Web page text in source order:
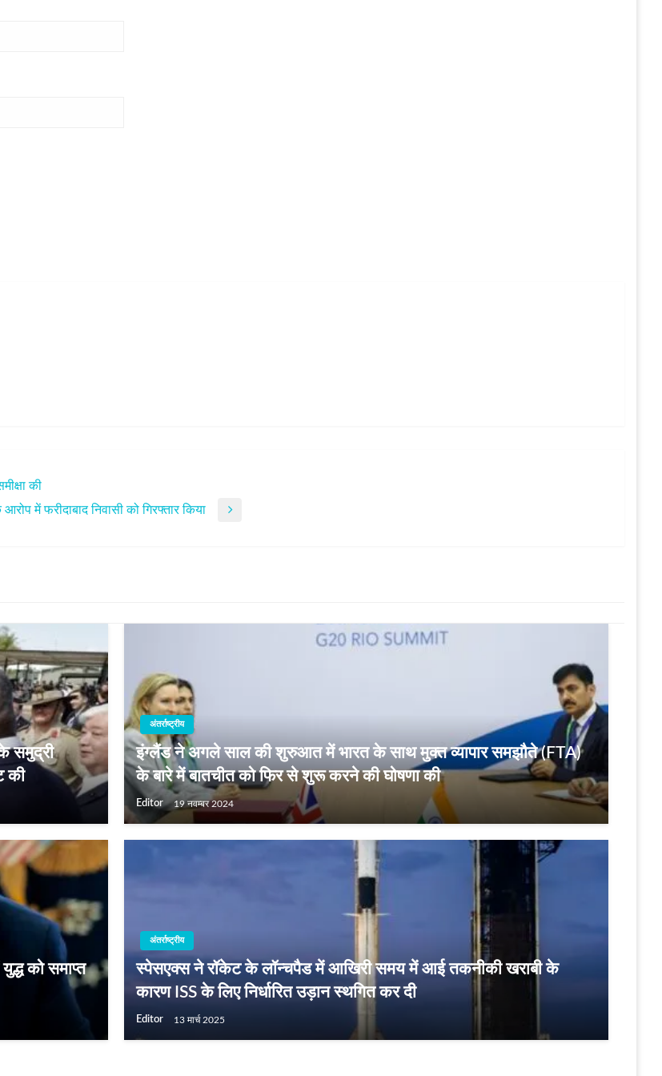
की
में फरीदाबाद निवासी को गिरफ्तार किया
समुद्री
की
अंतर्राष्ट्रीय
इंग्‍लैंड ने अगले साल की शुरुआत में भारत के साथ मुक्त व्यापार समझौते (FTA)
के बारे में बातचीत को फिर से शुरू करने की घोषणा की
Editor 19 नवम्बर 2024
को समाप्‍त
अंतर्राष्ट्रीय
स्पेसएक्स ने रॉकेट के लॉन्चपैड में आखिरी समय में आई तकनीकी खराबी के
कारण ISS के लिए निर्धारित उड़ान स्थगित कर दी
Editor 13 मार्च 2025